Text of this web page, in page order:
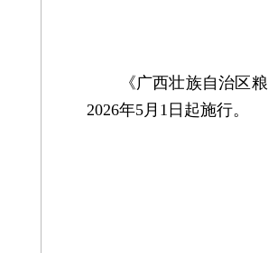
《广西壮族自治区粮
2026年5月1日起施行。